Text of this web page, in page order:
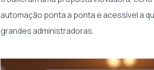
automação ponta a ponta e acessível a
grandes administradoras.